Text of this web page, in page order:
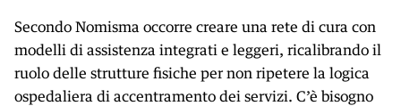
Secondo Nomisma occorre creare una rete di cura con
modelli di assistenza integrati e leggeri, ricalibrando il
ruolo delle strutture fisiche per non ripetere la logica
ospedaliera di accentramento dei servizi. C’è bisogno